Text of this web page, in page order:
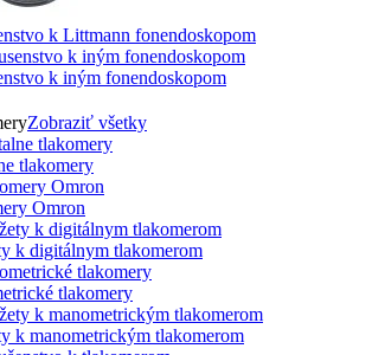
k Littmann fonendoskopom
k iným fonendoskopom
Zobraziť všetky
tlakomery
Omron
k digitálnym tlakomerom
tlakomery
k manometrickým tlakomerom